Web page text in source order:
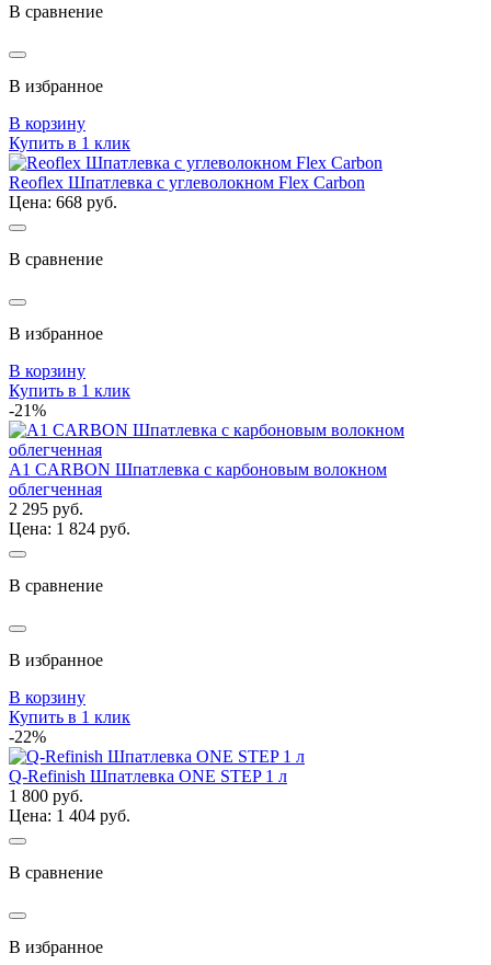
В сравнение
В избранное
В корзину
Купить в 1 клик
Reoflex Шпатлевка с углеволокном Flex Carbon
Цена: 668 руб.
В сравнение
В избранное
В корзину
Купить в 1 клик
-21%
A1 CARBON Шпатлевка с карбоновым волокном
облегченная
2 295 руб.
Цена: 1 824 руб.
В сравнение
В избранное
В корзину
Купить в 1 клик
-22%
Q-Refinish Шпатлевка ONE STEP 1 л
1 800 руб.
Цена: 1 404 руб.
В сравнение
В избранное